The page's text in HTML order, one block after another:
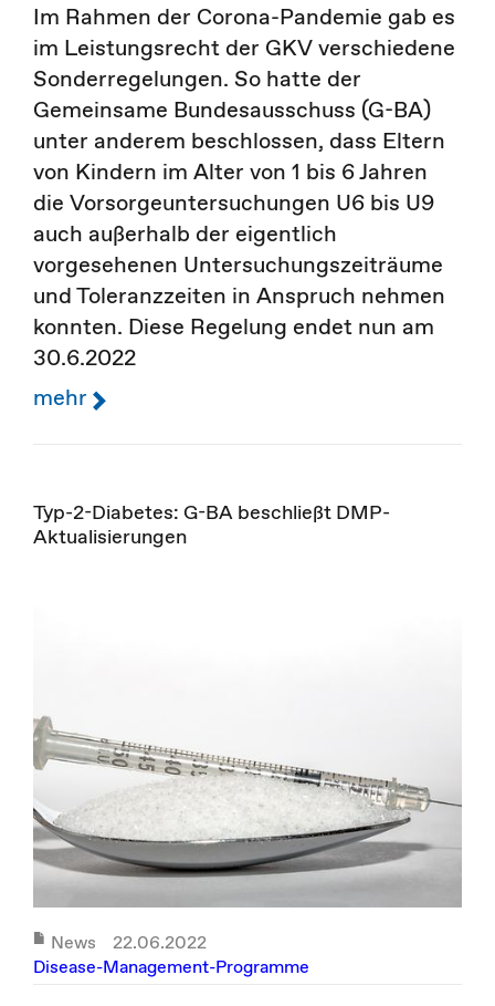
Im Rahmen der Corona-Pandemie gab es
im Leistungsrecht der GKV verschiedene
Sonderregelungen. So hatte der
Gemeinsame Bundesausschuss (G-BA)
unter anderem beschlossen, dass Eltern
von Kindern im Alter von 1 bis 6 Jahren
die Vorsorgeuntersuchungen U6 bis U9
auch außerhalb der eigentlich
vorgesehenen Untersuchungszeiträume
und Toleranzzeiten in Anspruch nehmen
konnten. Diese Regelung endet nun am
30.6.2022
mehr
Typ-2-Diabetes: G-BA beschließt DMP-
Aktualisierungen
News
22.06.2022
Disease-Management-Programme